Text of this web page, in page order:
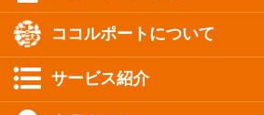
ココルポートについて
サービス紹介